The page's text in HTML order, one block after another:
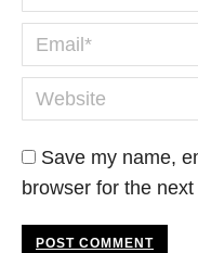
Email *
Website
Save my name,
browser for the
POST COMMENT